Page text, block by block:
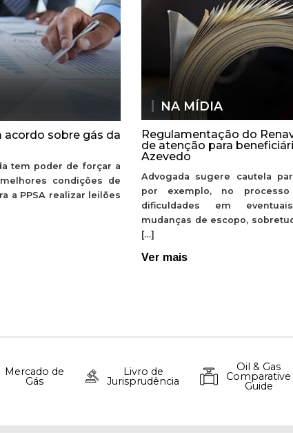
sobre gás da
tem poder de forçar a
condições de
a PPSA realizar leilões
NA MÍDIA
Regulamentação do
de atenção para
Azevedo
Advogada sugere cautela
por exemplo, no
dificuldades em
mudanças de escopo,
[…]
Ver mais
Mercado de
Gás
Livro de
Jurisprudência
Oil & Gas
Comparative
Guide